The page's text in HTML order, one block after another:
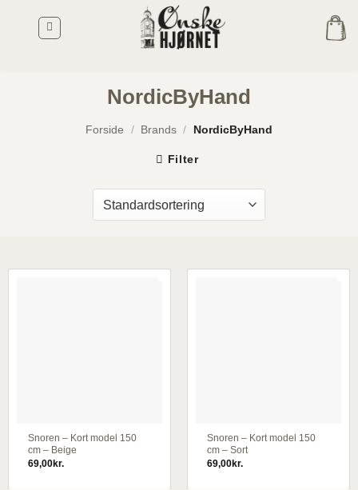
NordicByHand
Forside / Brands / NordicByHand
Filter
Snoren – Kort model 150
cm – Beige
69,00kr.
Snoren – Kort model 150
cm – Sort
69,00kr.